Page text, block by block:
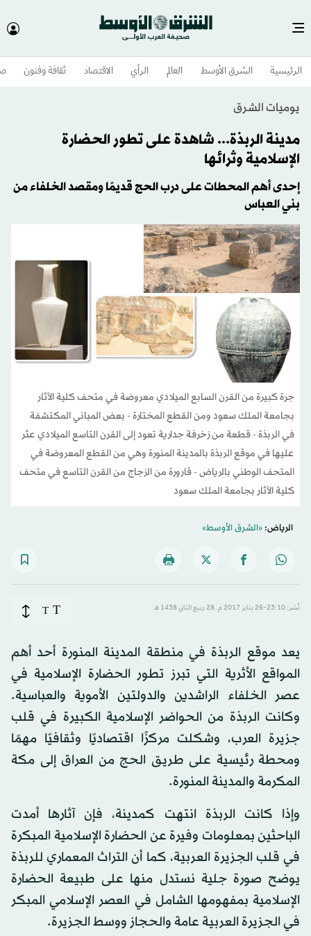
الرئيسية الشرق الأوسط​ العالم الرأي الاقتصاد ثقافة وفنون
يوميات الشرق
مدينة الربذة... شاهدة على تطور الحضارة
الإسلامية وثرائها
إحدى أهم المحطات على درب الحج قديمًا ومقصد الخلفاء من
بني العباس
جرة كبيرة من القرن السابع الميلادي معروضة في متحف كلية الآثار
بجامعة الملك سعود ومن القطع المختارة - بعض المباني المكتشفة
في الربذة - قطعة من زخرفة جدارية تعود إلى القرن التاسع الميلادي عثر
عليها في موقع الربذة بالمدينة المنورة وهي من القطع المعروضة في
المتحف الوطني بالرياض - قارورة من الزجاج من القرن التاسع في متحف
كلية الآثار بجامعة الملك سعود
الرياض:«الشرق الأوسط»
نُشر: 23:10-26 يناير 2017 م ـ 28 ربيع الثاني 1438 هـ T
T
يعد موقع الربذة في منطقة المدينة المنورة أحد أهم
المواقع الأثرية التي تبرز تطور الحضارة الإسلامية في
عصر الخلفاء الراشدين والدولتين الأموية والعباسية.
وكانت الربذة من الحواضر الإسلامية الكبيرة في قلب
جزيرة العرب، وشكلت مركزًا اقتصاديًا وثقافيًا مهمًا
ومحطة رئيسية على طريق الحج من العراق إلى مكة
المكرمة والمدينة المنورة.
وإذا كانت الربذة انتهت كمدينة، فإن آثارها أمدت
الباحثين بمعلومات وفيرة عن الحضارة الإسلامية المبكرة
في قلب الجزيرة العربية، كما أن التراث المعماري للربذة
يوضح صورة جلية نستدل منها على طبيعة الحضارة
الإسلامية بمفهومها الشامل في العصر الإسلامي المبكر
في الجزيرة العربية عامة والحجاز ووسط الجزيرة.